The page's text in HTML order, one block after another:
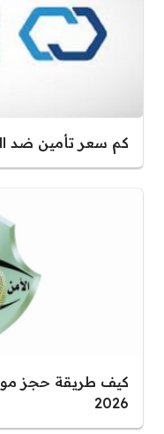
كم سعر تأمين ضد
كيف طريقة حجز
2026